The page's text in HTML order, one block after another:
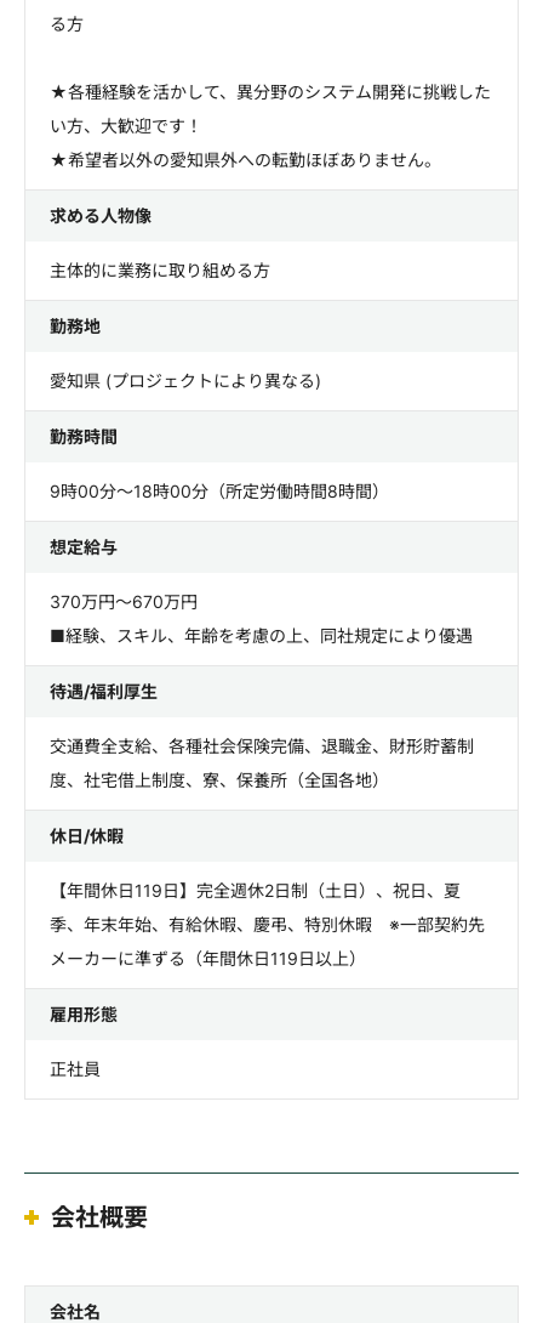
る方
★各種経験を活かして、異分野のシステム開発に挑戦した
い方、大歓迎です！
★希望者以外の愛知県外への転勤ほぼありません。
求める人物像
主体的に業務に取り組める方
勤務地
愛知県 (プロジェクトにより異なる)
勤務時間
9時00分～18時00分（所定労働時間8時間）
想定給与
370万円～670万円
■経験、スキル、年齢を考慮の上、同社規定により優遇
待遇/福利厚生
交通費全支給、各種社会保険完備、退職金、財形貯蓄制
度、社宅借上制度、寮、保養所（全国各地）
休日/休暇
【年間休日119日】完全週休2日制（土日）、祝日、夏
季、年末年始、有給休暇、慶弔、特別休暇 ※一部契約先
メーカーに準ずる（年間休日119日以上）
雇用形態
正社員
会社概要
会社名